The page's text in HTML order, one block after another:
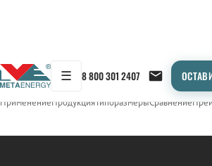
☰ 8 800 301 2407
← Продукция/ШИНОПРОВОД
ПрименениеПродукцияТипоразмерыСравнение